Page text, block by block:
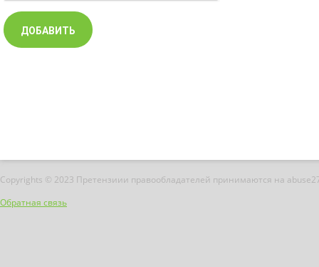
Copyrights © 2023 Претензиии правообладателей принимаются на
Обратная связь